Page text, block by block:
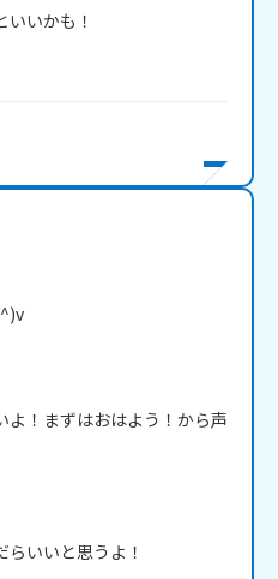
いかも！
！まずはおはよう！から声
いいと思うよ！